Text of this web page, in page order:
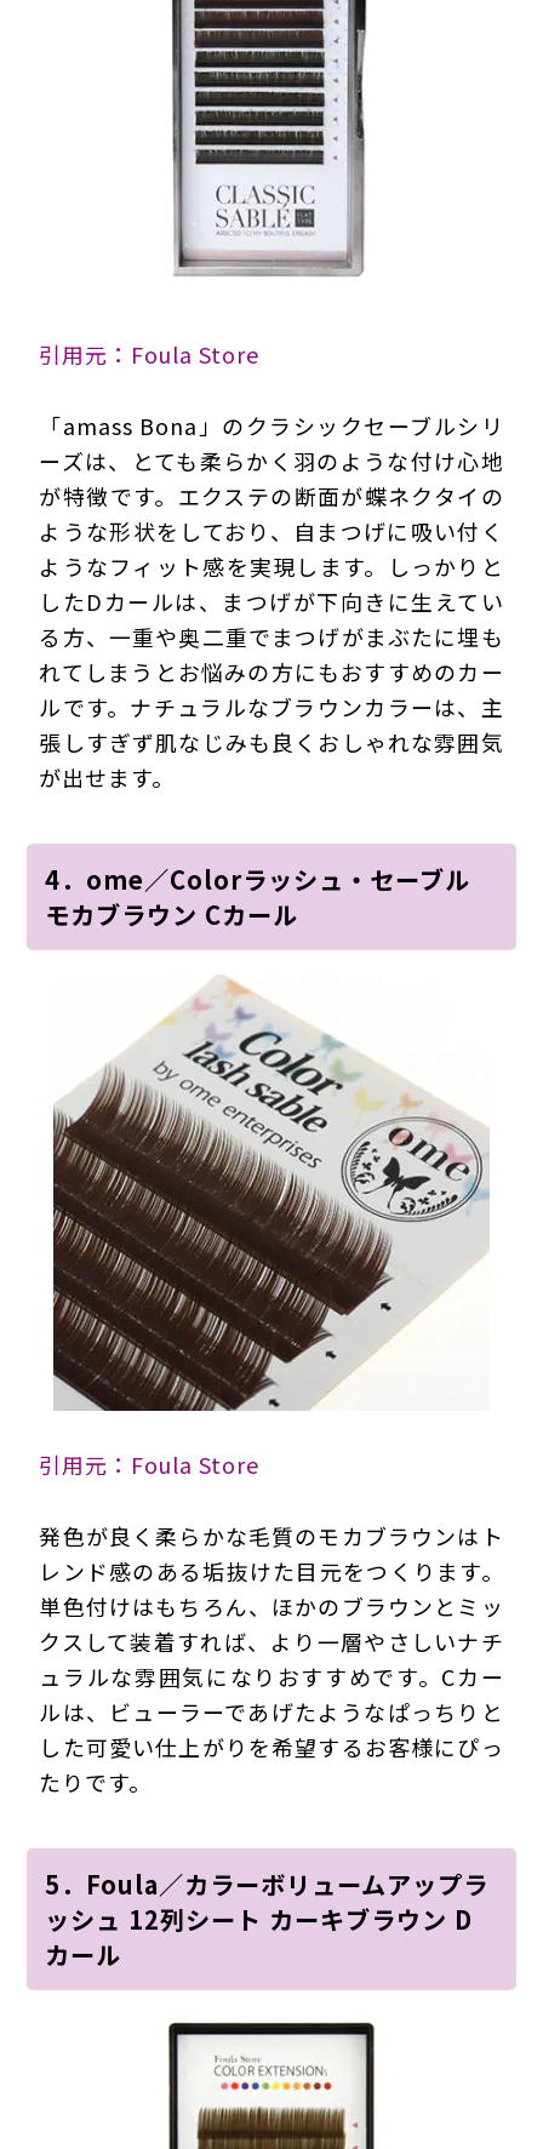
引用元：Foula Store
「amass Bona」のクラシックセーブルシリ
ーズは、とても柔らかく羽のような付け心地
が特徴です。エクステの断面が蝶ネクタイの
ような形状をしており、自まつげに吸い付く
ようなフィット感を実現します。しっかりと
したDカールは、まつげが下向きに生えてい
る方、一重や奥二重でまつげがまぶたに埋も
れてしまうとお悩みの方にもおすすめのカー
ルです。ナチュラルなブラウンカラーは、主
張しすぎず肌なじみも良くおしゃれな雰囲気
が出せます。
4．ome／Colorラッシュ・セーブル
モカブラウン Cカール
引用元：Foula Store
発色が良く柔らかな毛質のモカブラウンはト
レンド感のある垢抜けた目元をつくります。
単色付けはもちろん、ほかのブラウンとミッ
クスして装着すれば、より一層やさしいナチ
ュラルな雰囲気になりおすすめです。Cカー
ルは、ビューラーであげたようなぱっちりと
した可愛い仕上がりを希望するお客様にぴっ
たりです。
5．Foula／カラーボリュームアップラ
ッシュ 12列シート カーキブラウン D
カール